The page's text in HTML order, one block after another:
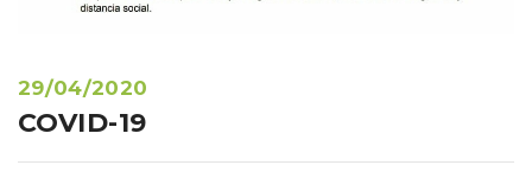
29/04/2020
COVID-19